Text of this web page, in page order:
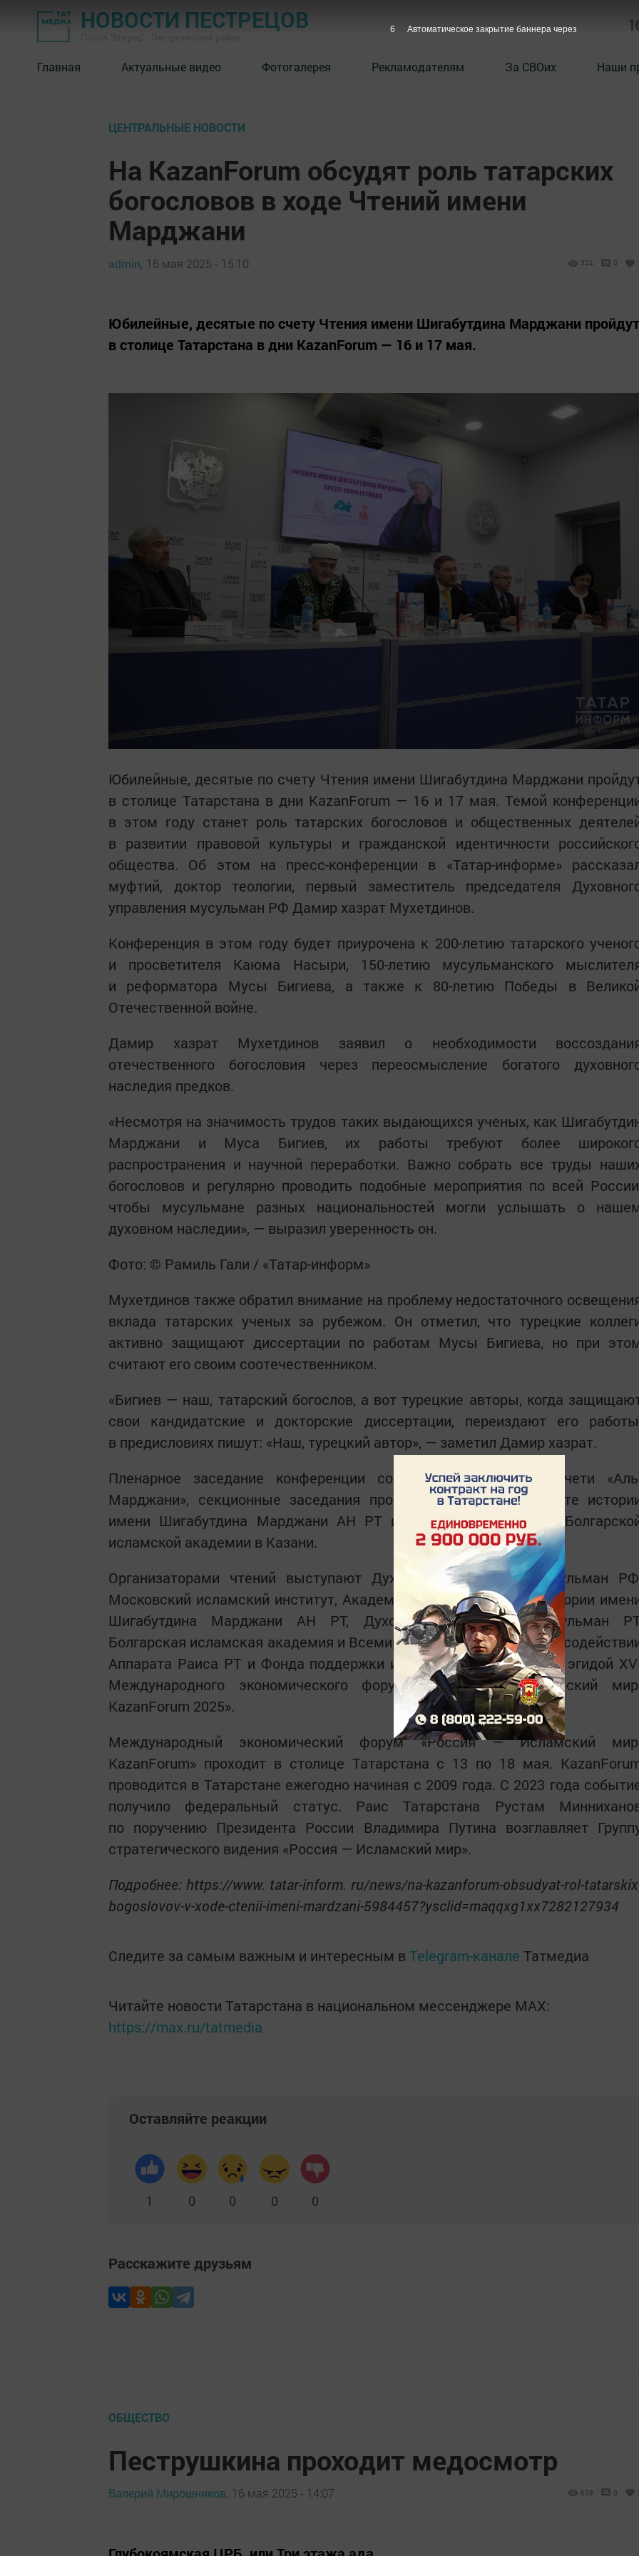
НОВОСТИ ПЕСТРЕЦОВ
Главная Актуальные видео Фотогалерея Рекламодателям За СВОих Наши
ЦЕНТРАЛЬНЫЕ НОВОСТИ
На KazanForum обсудят роль татарских
богословов в ходе Чтений имени
Марджани
admin, 16 мая 2025 - 15:10 324 0
Юбилейные, десятые по счету Чтения имени Шигабутдина Марджани пройдут
в столице Татарстана в дни KazanForum — 16 и 17 мая.
Юбилейные, десятые по счету Чтения имени Шигабутдина Марджани
в столице Татарстана в дни KazanForum — 16 и 17 мая. Темой
в этом году станет роль татарских богословов и общественных
в развитии правовой культуры и гражданской идентичности
общества. Об этом на пресс-конференции в «Татар-информе»
муфтий, доктор теологии, первый заместитель председателя
управления мусульман РФ Дамир хазрат Мухетдинов.
Конференция в этом году будет приурочена к 200-летию татарского
и просветителя Каюма Насыри, 150-летию мусульманского
и реформатора Мусы Бигиева, а также к 80-летию Победы в
Отечественной войне.
Дамир хазрат Мухетдинов заявил о необходимости
отечественного богословия через переосмысление богатого
наследия предков.
«Несмотря на значимость трудов таких выдающихся ученых, как
Марджани и Муса Бигиев, их работы требуют более
распространения и научной переработки. Важно собрать все труды
богословов и регулярно проводить подобные мероприятия по всей
чтобы мусульмане разных национальностей могли услышать о
духовном наследии», — выразил уверенность он.
Фото: © Рамиль Гали / «Татар-информ»
Мухетдинов также обратил внимание на проблему недостаточного
вклада татарских ученых за рубежом. Он отметил, что турецкие
активно защищают диссертации по работам Мусы Бигиева, но при
считают его своим соотечественником.
«Бигиев — наш, татарский богослов, а вот турецкие авторы, когда
свои кандидатские и докторские диссертации, переиздают его
в предисловиях пишут: «Наш, турецкий автор», — заметил Дамир хазрат.
Пленарное заседание конференции состоится 17 мая в мечети
Марджани», секционные заседания пройдут 16 мая в Институте
имени Шигабутдина Марджани АН РТ и в представительстве
исламской академии в Казани.
Организаторами чтений выступают Духовное управление мусульман
Московский исламский институт, Академия наук РТ, Институт истории
Шигабутдина Марджани АН РТ, Духовное управление мусульман
Болгарская исламская академия и Всемирный конгресс татар при
Аппарата Раиса РТ и Фонда поддержки исламской культуры под эгидой
Международного экономического форума «Россия — Исламский
KazanForum 2025».
Международный экономический форум «Россия — Исламский
KazanForum» проходит в столице Татарстана с 13 по 18 мая.
проводится в Татарстане ежегодно начиная с 2009 года. C 2023 года
получило федеральный статус. Раис Татарстана Рустам
по поручению Президента России Владимира Путина возглавляет
стратегического видения «Россия — Исламский мир».
Подробнее: https://www. tatar-inform. ru/news/na-kazanforum-obsudyat-rol-
bogoslovov-v-xode-ctenii-imeni-mardzani-5984457?ysclid=maqqxg1xx7282127934
Следите за самым важным и интересным в Telegram-канале Татмедиа
Читайте новости Татарстана в национальном мессенджере MАХ:
https://max.ru/tatmedia
Оставляйте реакции
1 0 0 0 0
Расскажите друзьям
ОБЩЕСТВО
Пеструшкина проходит медосмотр
Валерий Мирошников, 16 мая 2025 - 14:07 659 0
5 Автоматическое закрытие баннера через